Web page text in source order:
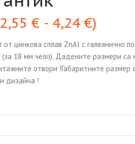
2,55 € - 4,24 €)
цинкова сплав ZnAl с галванично
18 мм чело). Дадените размери са
отвори !Габаритните размер
дизайна !